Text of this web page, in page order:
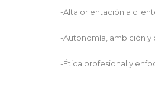
-Alta orientación a
-Autonomía, ambición y
-Ética profesional y